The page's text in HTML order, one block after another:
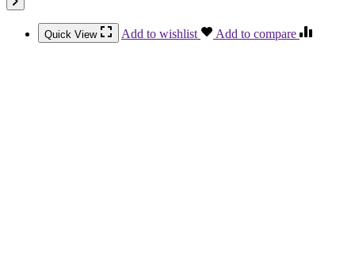
Quick View Add to wishlist Add to compare